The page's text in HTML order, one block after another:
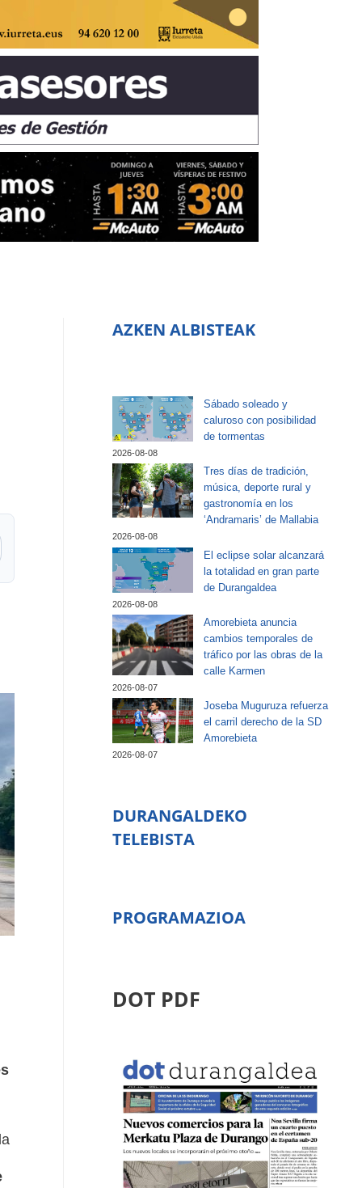
AZKEN ALBISTEAK
Sábado soleado y
caluroso con posibilidad
de tormentas
2026-08-08
Tres días de tradición,
música, deporte rural y
gastronomía en los
‘Andramaris’ de Mallabia
2026-08-08
El eclipse solar alcanzará
la totalidad en gran parte
de Durangaldea
2026-08-08
Amorebieta anuncia
cambios temporales de
tráfico por las obras de la
calle Karmen
2026-08-07
Joseba Muguruza refuerza
el carril derecho de la SD
Amorebieta
2026-08-07
DURANGALDEKO
TELEBISTA
PROGRAMAZIOA
DOT PDF